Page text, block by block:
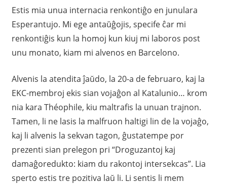
Estis mia unua internacia renkontiĝo en junulara
Esperantujo. Mi ege antaŭĝojis, specife ĉar mi
renkontiĝis kun la homoj kun kiuj mi laboros post
unu monato, kiam mi alvenos en Barcelono.
Alvenis la atendita ĵaŭdo, la 20-a de februaro, kaj la
EKC-membroj ekis sian vojaĝon al Katalunio… krom
nia kara Théophile, kiu maltrafis la unuan trajnon.
Tamen, li ne lasis la malfruon haltigi lin de la vojaĝo,
kaj li alvenis la sekvan tagon, ĝustatempe por
prezenti sian prelegon pri “Droguzantoj kaj
damaĝoredukto: kiam du rakontoj intersekcas”. Lia
sperto estis tre pozitiva laŭ li. Li sentis li mem